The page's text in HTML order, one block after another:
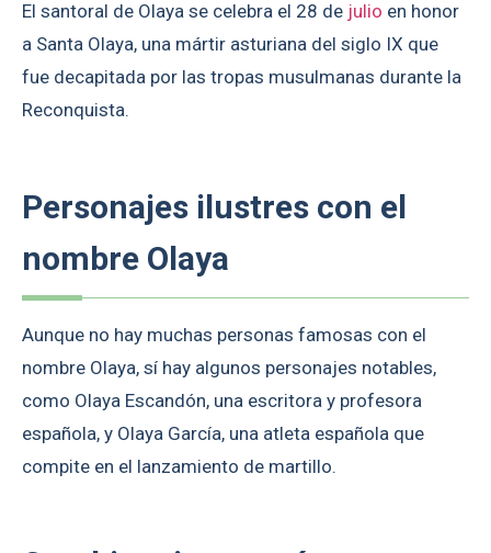
El santoral de Olaya se celebra el 28 de julio en honor
a Santa Olaya, una mártir asturiana del siglo IX que
fue decapitada por las tropas musulmanas durante la
Reconquista.
Personajes ilustres con el
nombre Olaya
Aunque no hay muchas personas famosas con el
nombre Olaya, sí hay algunos personajes notables,
como Olaya Escandón, una escritora y profesora
española, y Olaya García, una atleta española que
compite en el lanzamiento de martillo.